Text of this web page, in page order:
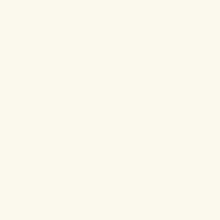
nuestro sistema. Es posible
funcionar correctamente.
de nuestro sitio web. Almacenan
es agregada y, por lo
relevante para sus intereses en
única de su navegador y